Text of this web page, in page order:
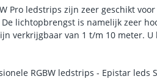
Pro ledstrips zijn zeer geschikt
lichtopbrengst is namelijk zeer
verkrijgbaar van 1 t/m 10 meter.
RGBW ledstrips - Epistar leds